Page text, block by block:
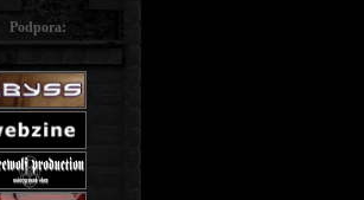
Podpora: